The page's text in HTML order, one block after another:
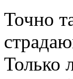
Точно
Только